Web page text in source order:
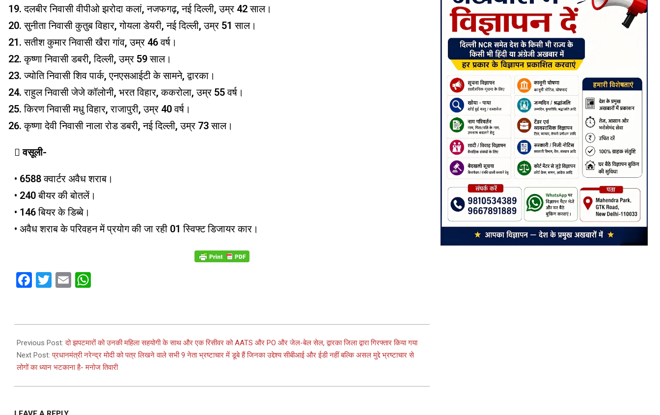
दलबीर निवासी वीपीओ झरोदा कलां, नजफगढ़, नई दिल्ली, उम्र 42 साल।
सुनीता निवासी कुतुब विहार, गोयला डेयरी, नई दिल्ली, उम्र 51 साल।
सतीश कुमार निवासी खैरा गांव, उम्र 46 वर्ष।
कृष्णा निवासी डबरी, दिल्ली, उम्र 59 साल।
ज्योति निवासी शिव पार्क, एनएसआईटी के सामने, द्वारका।
राहुल निवासी जेजे कॉलोनी, भरत विहार, ककरोला, उम्र 55 वर्ष।
किरण निवासी मधु विहार, राजापुरी, उम्र 40 वर्ष।
कृष्णा देवी निवासी नाला रोड डबरी, नई दिल्ली, उम्र 73 साल।
 वसूली-
• 6588 क्वार्टर अवैध शराब।
• 240 बीयर की बोतलें।
• 146 बियर के डिब्बे।
• अवैध शराब के परिवहन में प्रयोग की जा रही 01 स्विफ्ट डिजायर कार।
Facebook
Twitter
Email
03-
09
Previous Post:दो झपटमारों को उनकी महिला सहयोगी के साथ और एक रिसीवर को AATS और PO और जेल-बेल सेल, द्वारका जिला द्वारा गिरफ्तार किया गया
Next Post:प्रधानमंत्री नरेन्द्र मोदी को पत्र लिखने वाले सभी 9 नेता भ्रष्टाचार में डूबे हैं जिनका उद्देश्य सीबीआई और ईडी नहीं बल्कि असल मुद्दे भ्रष्टाचार से
लोगों का ध्यान भटकाना है- मनोज तिवारी